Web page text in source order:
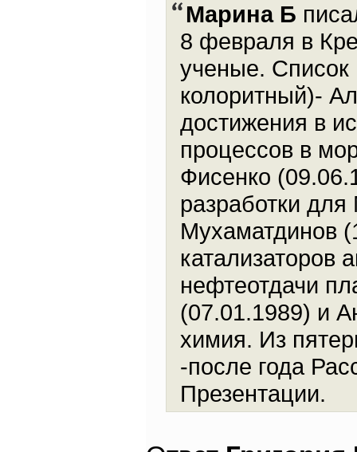
Марина Б
8 февраля в
ученые.
колоритный)-
достижения в
процессов в
Фисенко
разработки
Мухаматдинов
катализаторов
нефтеотдачи
(07.01.1989) и
химия. Из
-после года
Презентации.